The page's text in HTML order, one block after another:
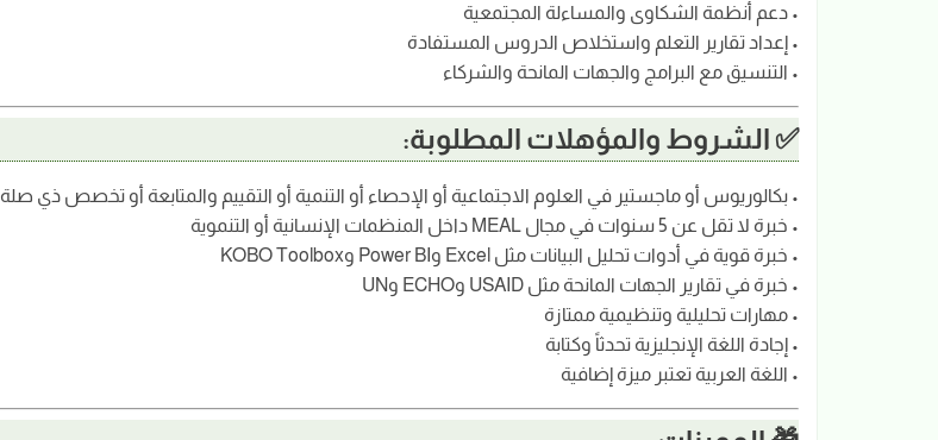
• دعم أنظمة الشكاوى والمساءلة المجتمعية
• إعداد تقارير التعلم واستخلاص الدروس المستفادة
• التنسيق مع البرامج والجهات المانحة والشركاء
✅ الشروط والمؤهلات المطلوبة:
• بكالوريوس أو ماجستير في العلوم الاجتماعية أو الإحصاء أو التنمية أو التقييم والمتابعة أو تخصص ذي صلة
• خبرة لا تقل عن 5 سنوات في مجال MEAL داخل المنظمات الإنسانية أو التنموية
• خبرة قوية في أدوات تحليل البيانات مثل Excel وPower BI وKOBO Toolbox
• خبرة في تقارير الجهات المانحة مثل USAID وECHO وUN
• مهارات تحليلية وتنظيمية ممتازة
• إجادة اللغة الإنجليزية تحدثاً وكتابة
• اللغة العربية تعتبر ميزة إضافية